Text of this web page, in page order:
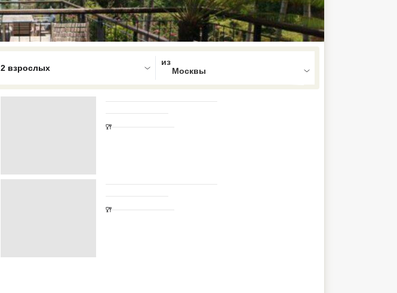
0 results available. Select is focused , press Down to open the menu,
2 взрослых